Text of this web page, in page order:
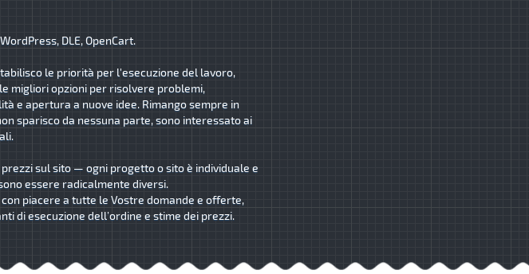
DLE, OpenCart.
le priorità per l'esecuzione del lavoro,
migliori opzioni per risolvere problemi,
e apertura a nuove idee. Rimango sempre in
sparisco da nessuna parte, sono interessato ai
prezzi sul sito — ogni progetto o sito è individuale e
essere radicalmente diversi.
piacere a tutte le Vostre domande e offerte,
di esecuzione dell’ordine e stime dei prezzi.